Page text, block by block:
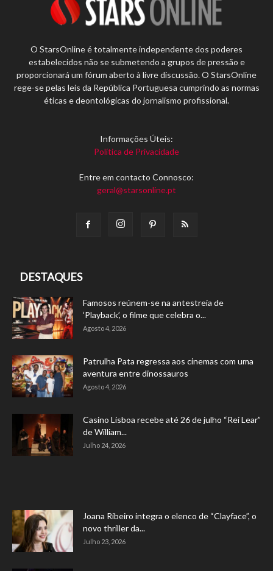
O StarsOnline é totalmente independente dos poderes
estabelecidos não se submetendo a grupos de pressão e
proporcionará um fórum aberto à livre discussão. O StarsOnline
rege-se pelas leis da República Portuguesa cumprindo as normas
éticas e deontológicas do jornalismo profissional.
Informações Úteis:
Política de Privacidade
Entre em contacto Connosco:
geral@starsonline.pt
DESTAQUES
Famosos reúnem-se na antestreia de
‘Playback’, o filme que celebra o...
Agosto 4, 2026
Patrulha Pata regressa aos cinemas com uma
aventura entre dinossauros
Agosto 4, 2026
Casino Lisboa recebe até 26 de julho “Rei Lear”
de William...
Julho 24, 2026
Joana Ribeiro integra o elenco de “Clayface”, o
novo thriller da...
Julho 23, 2026